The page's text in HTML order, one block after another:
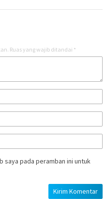
Ruas yang wajib ditandai *
saya pada peramban ini untuk